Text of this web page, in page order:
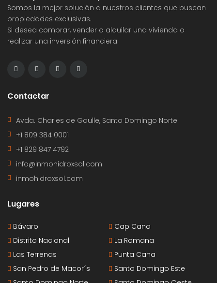
Somos la mejor solución a nuestros clientes que buscan
propiedades exclusivas.
Si desea comprar, vender o alquilar una vivienda o
realizar una inversión financiera.
Contactar
Avda. Charles de Gaulle, Santo Domingo Norte
+1 809 384 0001
+1 829 847 4792
info@inmohidroxsol.com
inmohidroxsol.com
Lugares
Bávaro
Cap Cana
Distrito Nacional
La Romana
Las Terrenas
Punta Cana
San Pedro de Macorís
Santo Domingo Este